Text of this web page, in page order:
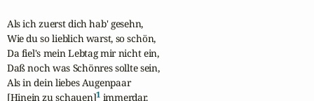
Als ich zuerst dich hab' gesehn,
Wie du so lieblich warst, so schön,
Da fiel's mein Lebtag mir nicht ein,
Daß noch was Schönres sollte sein,
Als in dein liebes Augenpaar
[Hinein zu schauen]1 immerdar.